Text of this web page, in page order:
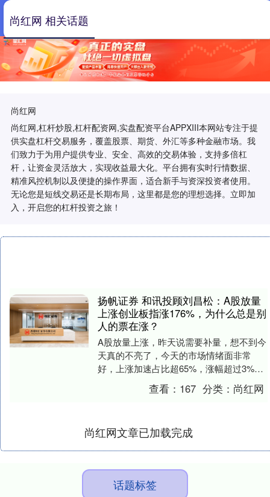
尚红网
尚红网,杠杆炒股,杠杆配资网,实盘配资平台APPXIII‌本网站专注于提
供实盘杠杆交易服务，覆盖股票、期货、外汇等多种金融市场。我
们致力于为用户提供专业、安全、高效的交易体验，支持多倍杠
杆，让资金灵活放大，实现收益最大化。平台拥有实时行情数据、
精准风控机制以及便捷的操作界面，适合新手与资深投资者使用。
无论您是短线交易还是长期布局，这里都是您的理想选择。立即加
入，开启您的杠杆投资之旅！
尚红网 相关话题
扬帆证券 和讯投顾刘昌松：A股放量
上涨创业板指涨176%，为什么总是别
人的票在涨？
A股放量上涨，昨天说需要补量，想不到今
天真的不亮了，今天的市场情绪面非常
好，上涨加速占比超65%，涨幅超过3%的
有550多家，占比超过了1%。结构上高位
查看： 167 分类： 尚红网
尚红网文章已加载完成
话题标签